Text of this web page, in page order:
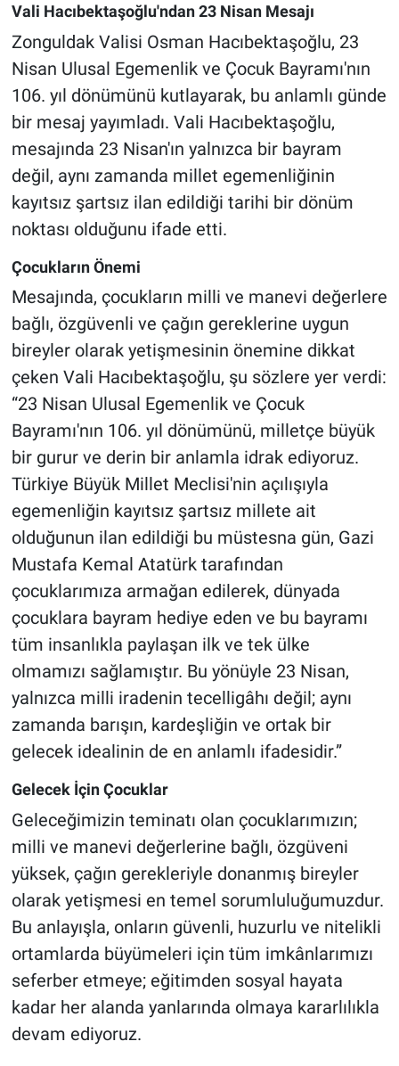
Vali Hacıbektaşoğlu'ndan 23 Nisan Mesajı
Zonguldak Valisi Osman Hacıbektaşoğlu, 23
Nisan Ulusal Egemenlik ve Çocuk Bayramı'nın
106. yıl dönümünü kutlayarak, bu anlamlı günde
bir mesaj yayımladı. Vali Hacıbektaşoğlu,
mesajında 23 Nisan'ın yalnızca bir bayram
değil, aynı zamanda millet egemenliğinin
kayıtsız şartsız ilan edildiği tarihi bir dönüm
noktası olduğunu ifade etti.
Çocukların Önemi
Mesajında, çocukların milli ve manevi değerlere
bağlı, özgüvenli ve çağın gereklerine uygun
bireyler olarak yetişmesinin önemine dikkat
çeken Vali Hacıbektaşoğlu, şu sözlere yer verdi:
“23 Nisan Ulusal Egemenlik ve Çocuk
Bayramı'nın 106. yıl dönümünü, milletçe büyük
bir gurur ve derin bir anlamla idrak ediyoruz.
Türkiye Büyük Millet Meclisi'nin açılışıyla
egemenliğin kayıtsız şartsız millete ait
olduğunun ilan edildiği bu müstesna gün, Gazi
Mustafa Kemal Atatürk tarafından
çocuklarımıza armağan edilerek, dünyada
çocuklara bayram hediye eden ve bu bayramı
tüm insanlıkla paylaşan ilk ve tek ülke
olmamızı sağlamıştır. Bu yönüyle 23 Nisan,
yalnızca milli iradenin tecelligâhı değil; aynı
zamanda barışın, kardeşliğin ve ortak bir
gelecek idealinin de en anlamlı ifadesidir.”
Gelecek İçin Çocuklar
Geleceğimizin teminatı olan çocuklarımızın;
milli ve manevi değerlerine bağlı, özgüveni
yüksek, çağın gerekleriyle donanmış bireyler
olarak yetişmesi en temel sorumluluğumuzdur.
Bu anlayışla, onların güvenli, huzurlu ve nitelikli
ortamlarda büyümeleri için tüm imkânlarımızı
seferber etmeye; eğitimden sosyal hayata
kadar her alanda yanlarında olmaya kararlılıkla
devam ediyoruz.